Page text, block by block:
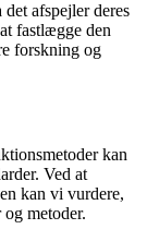
afspejler deres
fastlægge den
forskning og
kan
Ved at
kan vi vurdere,
metoder.